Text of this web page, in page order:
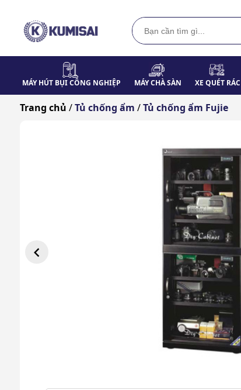
MÁY HÚT BỤI CÔNG NGHIỆP MÁY CHÀ SÀN XE QUÉT RÁC
Trang chủ / Tủ chống ẩm / Tủ chống ẩm Fujie